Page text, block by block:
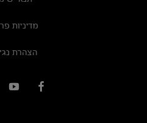
מדיניות
הצהרת